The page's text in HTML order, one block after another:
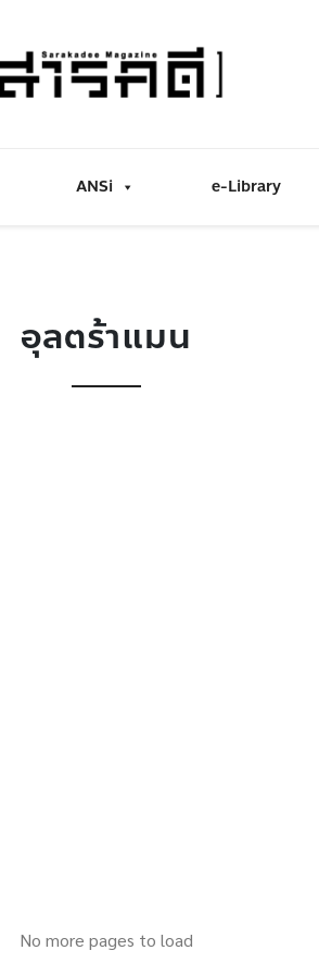
ANSi e-Library
อุลตร้าแมน
No more pages to load